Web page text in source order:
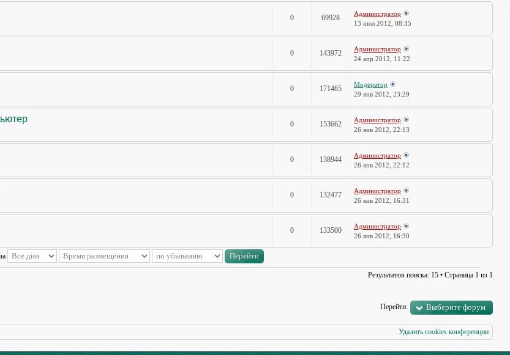
0 69928
Администратор
13 июл 2012, 08:35
0 143972
Администратор
24 апр 2012, 11:22
0 171465
Модератор
29 янв 2012, 23:29
0 153662
Администратор
26 янв 2012, 22:13
0 138944
Администратор
26 янв 2012, 22:12
0 132477
Администратор
26 янв 2012, 16:31
0 133500
Администратор
26 янв 2012, 16:30
Результатов поиска: 15 • Страница 1 из 1
Перейти:
Выберите форум
Удалить cookies конференции